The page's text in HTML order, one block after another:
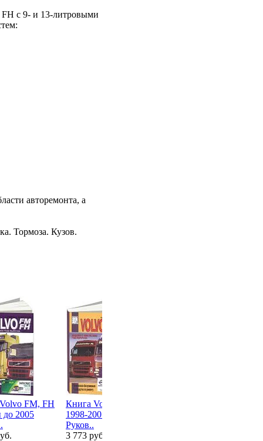
FH с 9- и 13-литровыми
авторемонта, а
Тормоза. Кузов.
FM, FH
до 2005
Книга Volvo FH12
1998-2005 дизель.
Руков..
3 773 руб.